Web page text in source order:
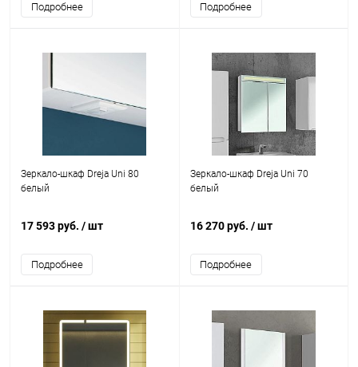
Подробнее Подробнее
Зеркало-шкаф Dreja Uni 80
белый
17 593 руб. / шт
Подробнее
Зеркало-шкаф Dreja Uni 70
белый
16 270 руб. / шт
Подробнее